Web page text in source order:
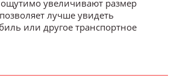
увеличивают размер
лучше увидеть
или другое транспортное